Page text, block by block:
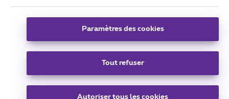
Coordonnées de l’entreprise
Boulevard du Roi Albert II 27 - B-1030 Bruxelles.
Carrier & Wholesale Solutions
Paramètres des cookies
Tout refuser
Autoriser tous les cookies